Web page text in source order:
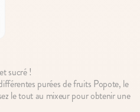
sucré !
purées de fruits Popote, le
le tout au mixeur pour obtenir une